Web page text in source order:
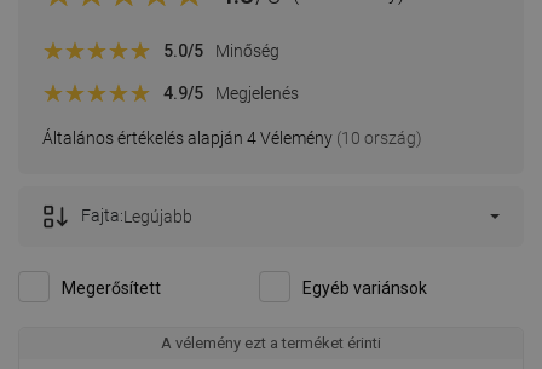
Általános értékelés alapján 4 Vélemény (10 ország)
5.0/5 Minőség
4.9/5 Megjelenés
Megerősített Egyéb variánsok
Fajta:Legújabb
A vélemény ezt a terméket érinti